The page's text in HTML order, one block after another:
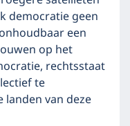
democratie geen
een
op het
rechtsstaat
te
landen van deze